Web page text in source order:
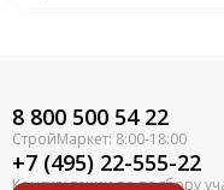
8 800 500 54 22
+7 (495) 22-555-22